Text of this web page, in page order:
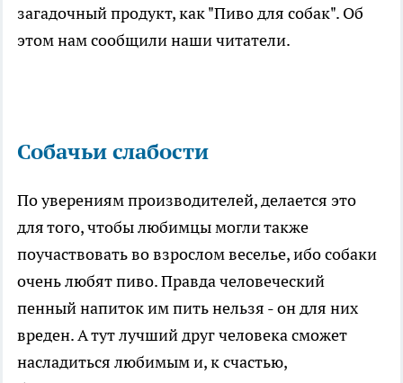
загадочный продукт, как "Пиво для собак". Об
этом нам сообщили наши читатели.
Собачьи слабости
По уверениям производителей, делается это
для того, чтобы любимцы могли также
поучаствовать во взрослом веселье, ибо собаки
очень любят пиво. Правда человеческий
пенный напиток им пить нельзя - он для них
вреден. А тут лучший друг человека сможет
насладиться любимым и, к счастью,